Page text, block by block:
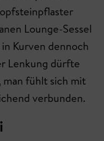
Lounge-Sessel
Kurven dennoch
Lenkung dürfte
man fühlt sich mit
verbunden.